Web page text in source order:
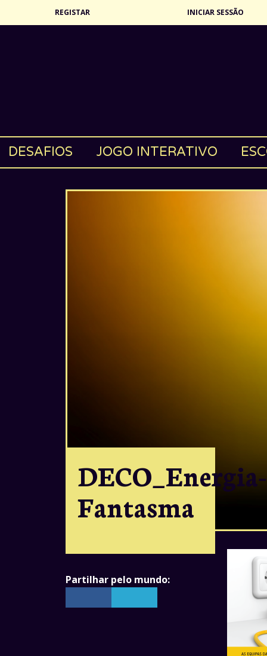
REGISTAR INICIAR SESSÃO
DESAFIOS JOGO INTERATIVO
DECO_Energia-
Fantasma
Partilhar pelo mundo: